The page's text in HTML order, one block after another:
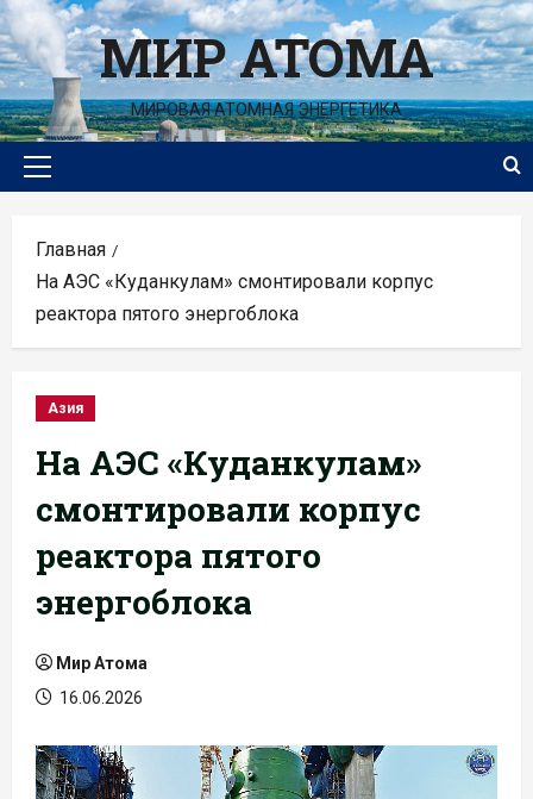
Перейти
к
содержимомуМИР АТОМА
МИРОВАЯ АТОМНАЯ ЭНЕРГЕТИКА
Основное
Главная
На АЭС «Куданкулам» смонтировали корпус
реактора пятого энергоблока
Азия
На АЭС «Куданкулам»
смонтировали корпус
реактора пятого
энергоблока
Мир Атома
16.06.2026